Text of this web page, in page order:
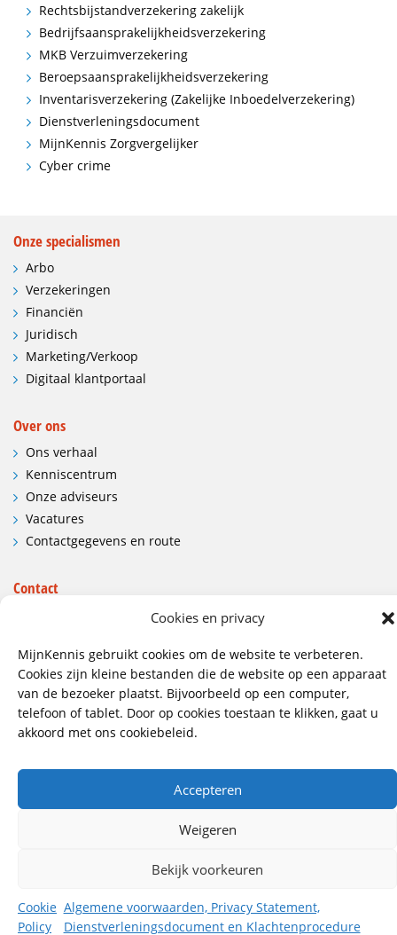
Cookies en privacy
MijnKennis gebruikt cookies om de website te verbeteren.
Cookies zijn kleine bestanden die de website op een apparaat
van de bezoeker plaatst. Bijvoorbeeld op een computer,
telefoon of tablet. Door op cookies toestaan te klikken, gaat u
akkoord met ons cookiebeleid.
Accepteren
Weigeren
Bekijk voorkeuren
Cookie
Policy
Algemene voorwaarden, Privacy Statement,
Dienstverleningsdocument en Klachtenprocedure
Rechtsbijstandverzekering zakelijk
Bedrijfsaansprakelijkheidsverzekering
MKB Verzuimverzekering
Beroepsaansprakelijkheidsverzekering
Inventarisverzekering (Zakelijke Inboedelverzekering)
Dienstverleningsdocument
MijnKennis Zorgvergelijker
Cyber crime
Onze specialismen
Arbo
Verzekeringen
Financiën
Juridisch
Marketing/Verkoop
Digitaal klantportaal
Over ons
Ons verhaal
Kenniscentrum
Onze adviseurs
Vacatures
Contactgegevens en route
Contact
Wij hebben vestigingen in:
085 - 485 4111
info@mijnkennis.nl
Volg ons
Algemene Voorwaarden, Privacy
Statement, Dienstverleningsdocument en
Klachtenprocedure